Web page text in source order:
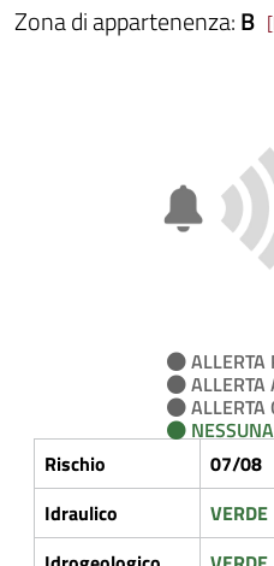
Zona di appartenenza:B
ALLERTA
ALLERTA
ALLERTA
Rischio
07/08
Idraulico
VERDE